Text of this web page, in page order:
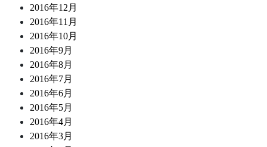
2016年12月
2016年11月
2016年10月
2016年9月
2016年8月
2016年7月
2016年6月
2016年5月
2016年4月
2016年3月